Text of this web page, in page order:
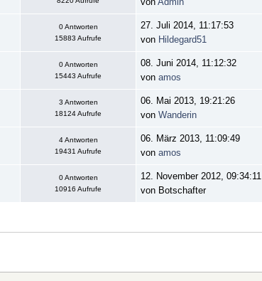
0 Antworten
15883 Aufrufe
27. Juli 2014, 11:17:53
von Hildegard51
0 Antworten
15443 Aufrufe
08. Juni 2014, 11:12:32
vonamos
3 Antworten
18124 Aufrufe
06. Mai 2013, 19:21:26
vonWanderin
4 Antworten
19431 Aufrufe
06. März 2013, 11:09:49
vonamos
0 Antworten
10916 Aufrufe
12. November 2012, 09:34:11
von Botschafter